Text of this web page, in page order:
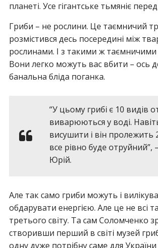
планеті. Усе гігантське тьмяніє
Гриби – не рослини. Це таємничий
розмістився десь посередині між
рослинами. І з такими ж таємничими
Вони легко можуть вас вбити – ось
банальна бліда поганка.
“У цьому грибі є 10 видів
виварюються у воді.
висушити і він пролежить
все рівно буде отруйний”,
Юрій.
Але так само гриби можуть і
обдарувати енергією. Але це не всі
третього світу. Та сам Соломченко
створивши перший в світі музей
одну дуже потрібну саме для